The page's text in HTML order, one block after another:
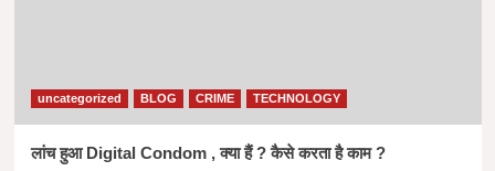
uncategorized BLOG CRIME TECHNOLOGY
लांच हुआ Digital Condom , क्या हैं ? कैसे करता है काम ?